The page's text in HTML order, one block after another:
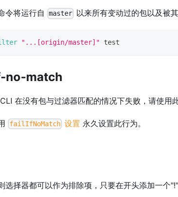
令将运行自 master 以来所有变动过的包以及被
"...[origin/master]" test
match
在没有包与过滤器匹配的情况下失败，请使用此
failIfNoMatch 设置 永久设置此行为。
选择器都可以作为排除项，只要在开头添加一